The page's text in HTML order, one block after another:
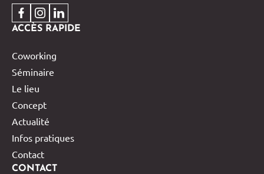
ACCÈS RAPIDE
Coworking
Séminaire
Le lieu
Concept
Actualité
Infos pratiques
Contact
CONTACT